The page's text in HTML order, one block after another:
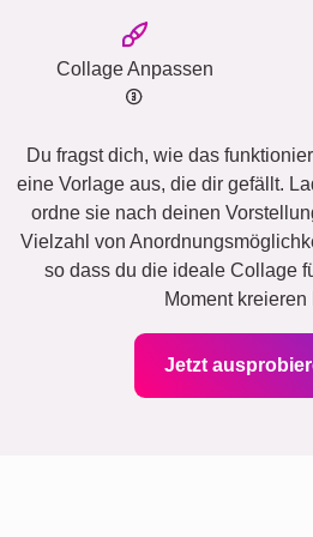
Collage Anpassen
Du fragst dich, wie das
eine Vorlage aus, die dir gefällt.
ordne sie nach deinen
Vielzahl von
so dass du die ideale Collage
Moment kreieren
Jetzt